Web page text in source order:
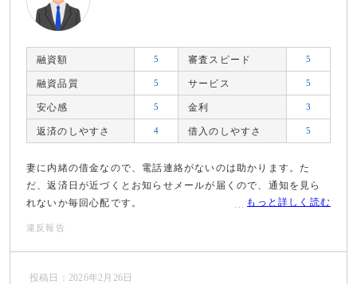
融資額 5 審査スピード 5
融資品質 5 サービス 5
安心感 5 金利 3
返済のしやすさ 4 借入のしやすさ 5
妻に内緒の借金なので、電話連絡がないのは助かります。た
だ、返済日が近づくとお知らせメールが届くので、通知を見ら
れないか毎回心配です。
もっと詳しく読む
違反報告
投稿日：2026年2月26日